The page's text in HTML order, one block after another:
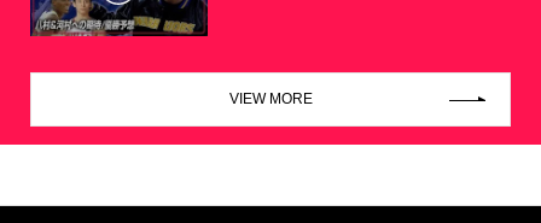
VIEW MORE